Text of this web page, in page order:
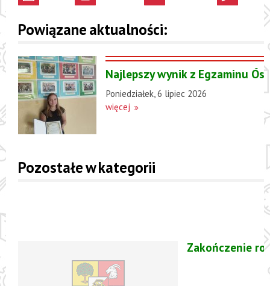
Powiązane aktualności:
Najlepszy wynik z Egzaminu
Poniedziałek, 6 lipiec 2026
więcej
Pozostałe w kategorii
Zakończenie